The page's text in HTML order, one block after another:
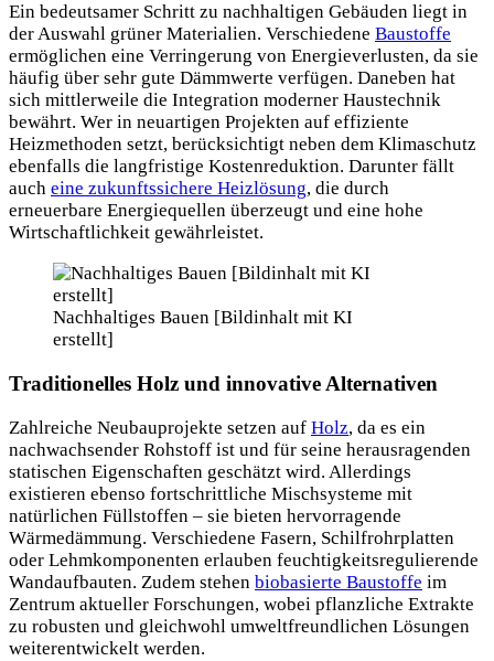
Ein bedeutsamer Schritt zu nachhaltigen Gebäuden liegt in
der Auswahl grüner Materialien. Verschiedene Baustoffe
ermöglichen eine Verringerung von Energieverlusten, da sie
häufig über sehr gute Dämmwerte verfügen. Daneben hat
sich mittlerweile die Integration moderner Haustechnik
bewährt. Wer in neuartigen Projekten auf effiziente
Heizmethoden setzt, berücksichtigt neben dem Klimaschutz
ebenfalls die langfristige Kostenreduktion. Darunter fällt
auch eine zukunftssichere Heizlösung, die durch
erneuerbare Energiequellen überzeugt und eine hohe
Wirtschaftlichkeit gewährleistet.
Nachhaltiges Bauen [Bildinhalt mit KI
erstellt]
Traditionelles Holz und innovative Alternativen
Zahlreiche Neubauprojekte setzen auf Holz, da es ein
nachwachsender Rohstoff ist und für seine herausragenden
statischen Eigenschaften geschätzt wird. Allerdings
existieren ebenso fortschrittliche Mischsysteme mit
natürlichen Füllstoffen – sie bieten hervorragende
Wärmedämmung. Verschiedene Fasern, Schilfrohrplatten
oder Lehmkomponenten erlauben feuchtigkeitsregulierende
Wandaufbauten. Zudem stehen biobasierte Baustoffe im
Zentrum aktueller Forschungen, wobei pflanzliche Extrakte
zu robusten und gleichwohl umweltfreundlichen Lösungen
weiterentwickelt werden.